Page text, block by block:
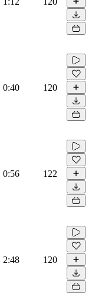
0:40 120
0:56 122
2:48 120